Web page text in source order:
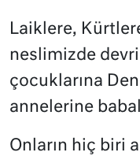
Laiklere,
neslimizde
çocuklarına
annelerine
Onların hiç biri